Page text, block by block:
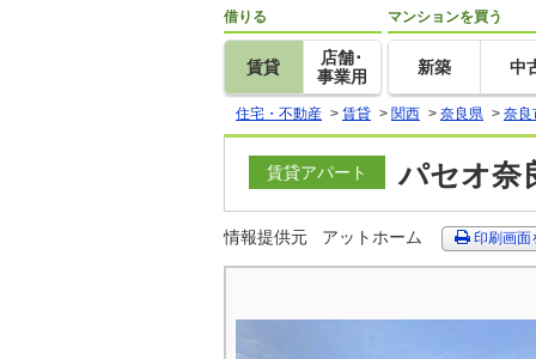
借りる
賃貸
店舗･
事業用
マンションを買う
新築 中
住宅・不動産 > 賃貸 > 関西 > 奈良県 > 奈良
賃貸アパート パセオ奈
情報提供元 アットホーム 印刷画面